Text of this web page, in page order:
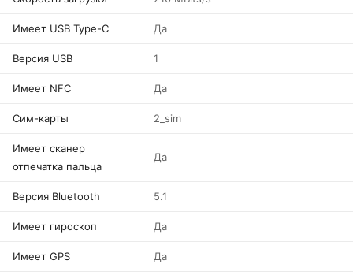
Имеет USB Type-C Да
Версия USB 1
Имеет NFC Да
Сим-карты 2_sim
Имеет сканер
отпечатка пальца
Да
Версия Bluetooth 5.1
Имеет гироскоп Да
Имеет GPS Да